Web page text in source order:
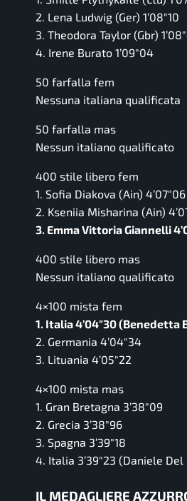
2. Lena Ludwig (Ger) 1’08″10
3. Theodora Taylor (Gbr)
4. Irene Burato 1’09″04
50 farfalla fem
Nessuna italiana qualificata
50 farfalla mas
Nessun italiano qualificato
400 stile libero fem
1. Sofia Diakova (Ain) 4’07″06
2. Kseniia Misharina (Ain)
3. Emma Vittoria Giannelli
400 stile libero mas
Nessun italiano qualificato
4×100 mista fem
1. Italia 4’04″30 (Benedetta
2. Germania 4’04″34
3. Lituania 4’05″22
4×100 mista mas
1. Gran Bretagna 3’38″09
2. Grecia 3’38″96
3. Spagna 3’39″18
4. Italia 3’39″23 (Daniele Del
IL MEDAGLIERE